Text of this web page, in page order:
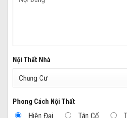
Nội Thất Nhà
Phong Cách Nội Thất
Hiện Đại Tân Cổ